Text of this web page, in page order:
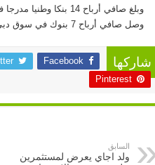
وصل صافي أرباح 7 بنوك في سوق دبي المالي 14 مليار درهم .
شاركها Facebook
Pinterest
السابق
ولد اجاي يعرض لمستثمرين